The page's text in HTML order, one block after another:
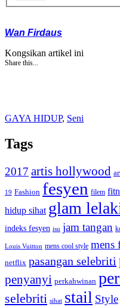
Wan Firdaus
Kongsikan artikel ini
Share this...
GAYA HIDUP, Seni
Tags
2017 artis hollywood
19 Fashion fesyen filem
hidup sihat glam
indeks fesyen isu jam tangan
Louis Vuitton mens cool style mens
netflix pasangan selebriti
penyanyi perkahwinan
selebriti sihat stail Style